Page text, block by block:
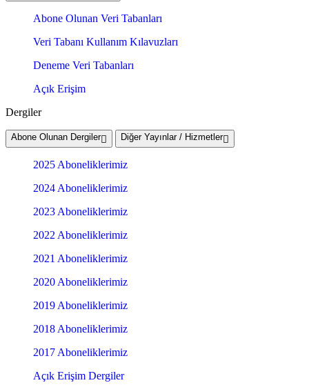
Abone Olunan Veri Tabanları
Veri Tabanı Kullanım Kılavuzları
Deneme Veri Tabanları
Açık Erişim
Dergiler
Abone Olunan Dergiler Diğer Yayınlar / Hizmetler
2025 Aboneliklerimiz
2024 Aboneliklerimiz
2023 Aboneliklerimiz
2022 Aboneliklerimiz
2021 Aboneliklerimiz
2020 Aboneliklerimiz
2019 Aboneliklerimiz
2018 Aboneliklerimiz
2017 Aboneliklerimiz
Açık Erişim Dergiler